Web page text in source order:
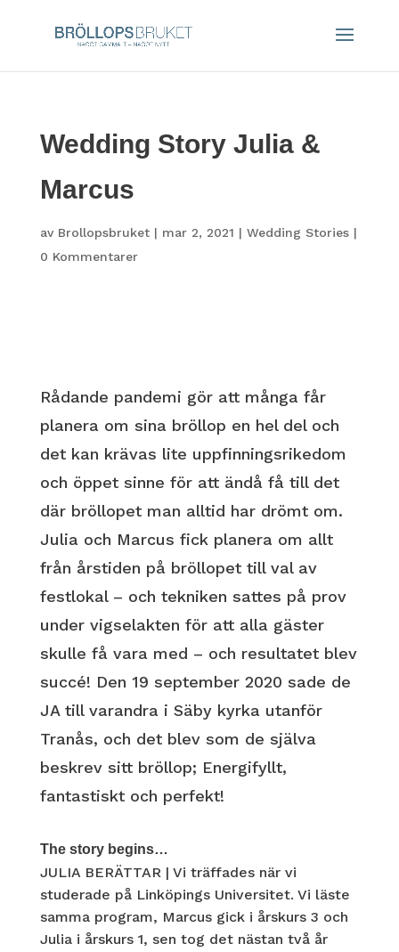
Wedding Story Julia &
Marcus
av Brollopsbruket| mar 2, 2021 | Wedding Stories|
0 Kommentarer
Rådande pandemi gör att många får
planera om sina bröllop en hel del och
det kan krävas lite uppfinningsrikedom
och öppet sinne för att ändå få till det
där bröllopet man alltid har drömt om.
Julia och Marcus fick planera om allt
från årstiden på bröllopet till val av
festlokal – och tekniken sattes på prov
under vigselakten för att alla gäster
skulle få vara med – och resultatet blev
succé! Den 19 september 2020 sade de
JA till varandra i Säby kyrka utanför
Tranås, och det blev som de själva
beskrev sitt bröllop; Energifyllt,
fantastiskt och perfekt!
The story begins…
JULIA BERÄTTAR | Vi träffades när vi
studerade på Linköpings Universitet. Vi läste
samma program, Marcus gick i årskurs 3 och
Julia i årskurs 1, sen tog det nästan två år